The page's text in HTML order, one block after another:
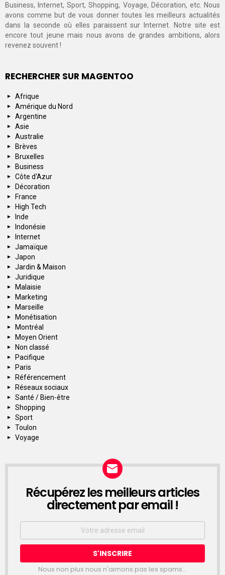
Business, Internet, Sport, Shopping, Voyage, Décoration, etc. Nous
avons comme but de vous donner toutes les meilleurs actualités
dans la seconde où elles paraissent sur Internet. Notre site est
encore tout jeune mais nous avons de grandes ambitions, alors
revenez souvent !
RECHERCHER SUR MAGENTOO
Afrique
Amérique du Nord
Argentine
Asie
Australie
Brèves
Bruxelles
Business
Côte d'Azur
Décoration
France
High Tech
Inde
Indonésie
Internet
Jamaïque
Japon
Jardin & Maison
Juridique
Malaisie
Marketing
Marseille
Monétisation
Montréal
Moyen Orient
Non classé
Pacifique
Paris
Référencement
Réseaux sociaux
Santé / Bien-être
Shopping
Sport
Toulon
Voyage
NEWSLETTER
Récupérez les meilleurs articles
directement par email !
Email
Nous non plus nous n'aimons pas les spams...